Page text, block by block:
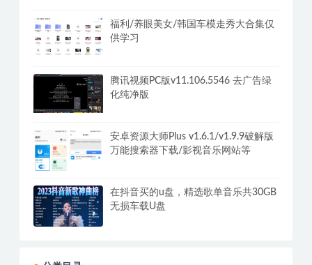
福利/养眼美女/韩国车模走秀大合集仅
供学习
腾讯视频PC版v11.106.5546 去广告绿
化纯净版
安卓资源大师Plus v1.6.1/v1.9.9破解版
万能搜索器下载/影视音乐网站等
在抖音买的u盘，精选歌单音乐共30GB
无损车载U盘